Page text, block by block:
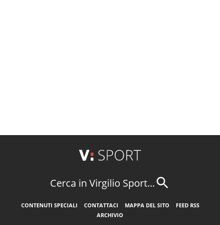
Cerca in Virgilio Sport...
CONTENUTI SPECIALI CONTATTACI MAPPA DEL SITO
FEED RSS
ARCHIVIO